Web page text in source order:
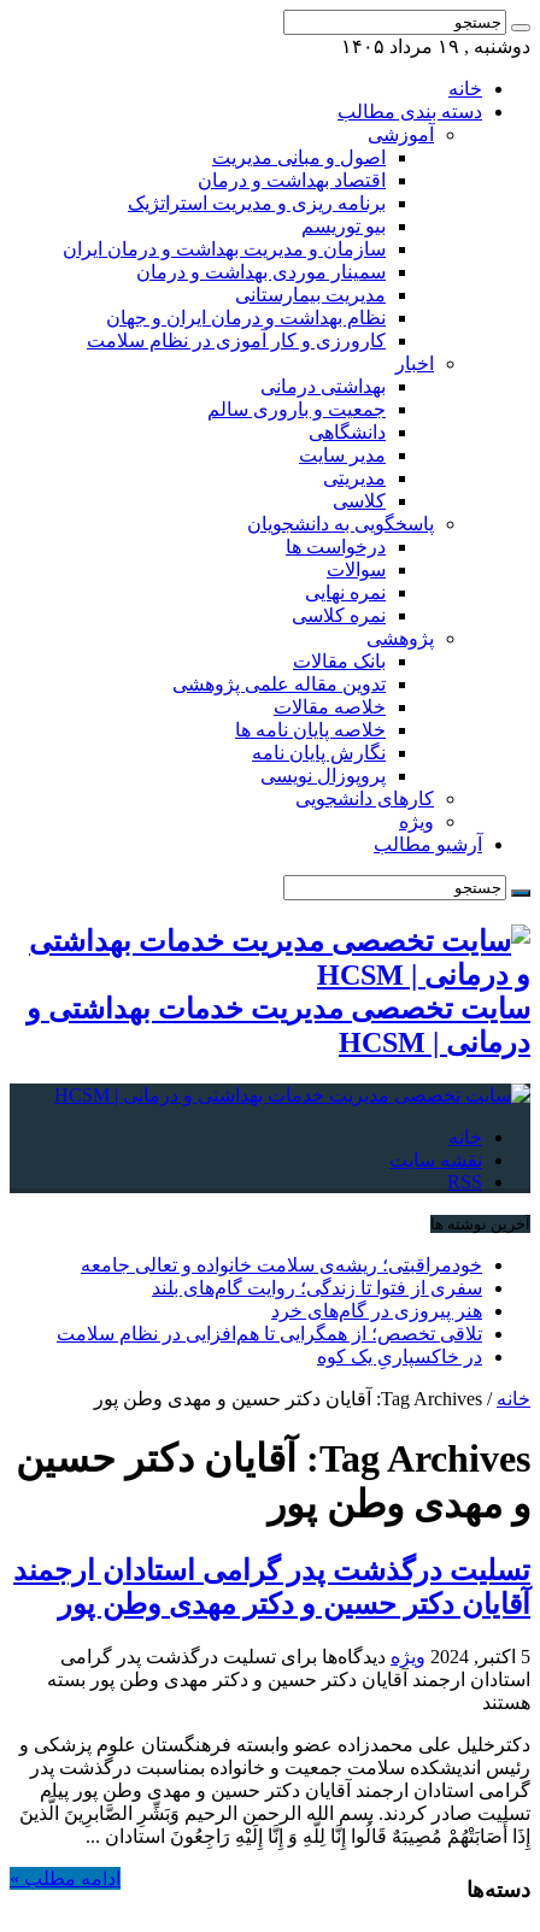
دوشنبه , ۱۹ مرداد ۱۴۰۵
خانه
دسته بندی مطالب
آموزشی
اصول و مبانی مدیریت
اقتصاد بهداشت و درمان
برنامه ریزی و مدیریت استراتژیک
بیو توریسم
سازمان و مدیریت بهداشت و درمان ایران
سمینار موردی بهداشت و درمان
مدیریت بیمارستانی
نظام بهداشت و درمان ایران و جهان
کارورزی و کار آموزی در نظام سلامت
اخبار
بهداشتی درمانی
جمعیت و باروری سالم
دانشگاهی
مدیر سایت
مدیریتی
کلاسی
پاسخگویی به دانشجویان
درخواست ها
سوالات
نمره نهایی
نمره کلاسی
پژوهشی
بانک مقالات
تدوین مقاله علمی پژوهشی
خلاصه مقالات
خلاصه پایان نامه ها
نگارش پایان نامه
پروپوزال نویسی
کارهای دانشجویی
ویژه
آرشیو مطالب
سایت تخصصی مدیریت خدمات بهداشتی و
درمانی | HCSM
خانه
نقشه سایت
RSS
آخرین نوشته ها
خودمراقبتی؛ ریشه‌ی سلامت خانواده و تعالی جامعه
سفری از فتوا تا زندگی؛ روایت گام‌های بلند
هنر پیروزی در گام‌های خرد
تلاقی تخصص؛ از همگرایی تا هم‌افزایی در نظام سلامت
در خاکسپاریِ یک کوه
خانه / Tag Archives: آقایان دکتر حسین و مهدی وطن پور
Tag Archives:
آقایان دکتر حسین
و مهدی وطن پور
تسلیت درگذشت پدر گرامی استادان ارجمند
آقایان دکتر حسین و دکتر مهدی وطن پور
5 اکتبر, 2024 ویژه دیدگاه‌ها برای تسلیت درگذشت پدر گرامی
استادان ارجمند آقایان دکتر حسین و دکتر مهدی وطن پور بسته
هستند
دکترخلیل علی محمدزاده عضو وابسته فرهنگستان علوم پزشکی و
رئیس اندیشکده سلامت جمعیت و خانواده بمناسبت درگذشت پدر
گرامی استادان ارجمند آقایان دکتر حسین و مهدی وطن پور پیام
تسلیت صادر کردند. بسم الله الرحمن الرحیم وَبَشِّرِ الصَّابرِینَ الَّذینَ
إِذَا أَصَابَتْهُمْ مُصِیبَهٌ قَالُوا إِنَّا لِلَّهِ وَ إِنَّا إِلَیْهِ رَاجِعُونَ استادان ...
ادامه مطلب » دسته‌ها